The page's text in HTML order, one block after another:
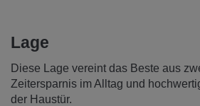
Lage
Diese Lage vereint das Beste aus
Zeitersparnis im Alltag und
der Haustür.